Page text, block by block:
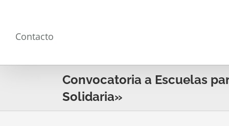
Contacto
Convocatoria a Escuelas
Solidaria»